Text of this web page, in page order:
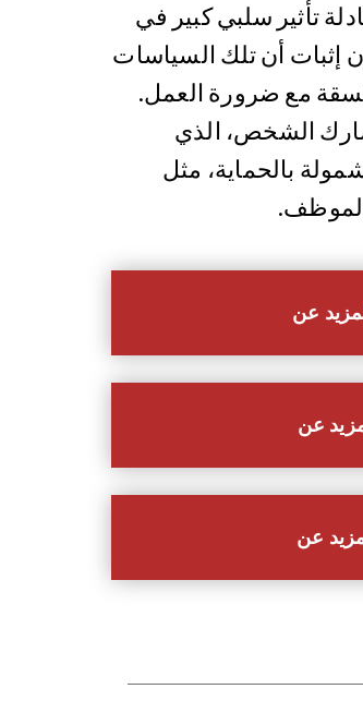
تأثير سلبي كبير في
إثبات أن تلك السياسات
مع ضرورة العمل.
الشخص، الذي
بالحماية، مثل
الموظف.